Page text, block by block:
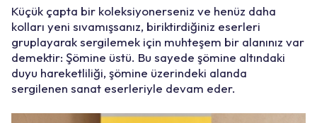
Küçük çapta bir koleksiyonerseniz ve henüz daha
kolları yeni sıvamışsanız, biriktirdiğiniz eserleri
gruplayarak sergilemek için muhteşem bir alanınız var
demektir: Şömine üstü. Bu sayede şömine altındaki
duyu hareketliliği, şömine üzerindeki alanda
sergilenen sanat eserleriyle devam eder.